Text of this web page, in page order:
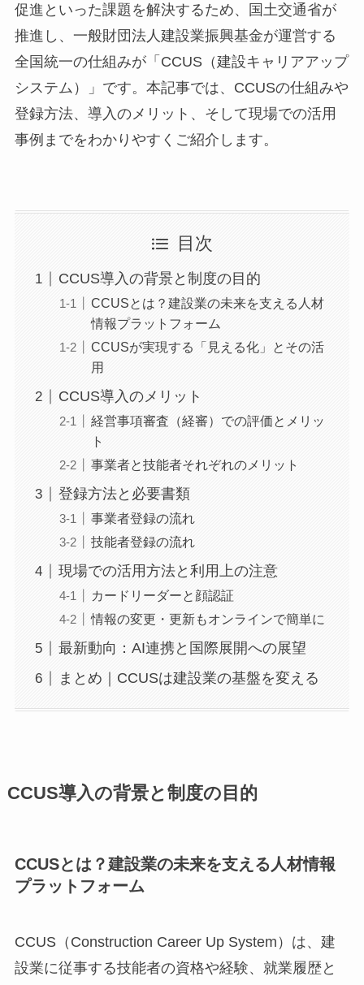
促進といった課題を解決するため、国土交通省が
推進し、一般財団法人建設業振興基金が運営する
全国統一の仕組みが「CCUS（建設キャリアアップ
システム）」です。本記事では、CCUSの仕組みや
登録方法、導入のメリット、そして現場での活用
事例までをわかりやすくご紹介します。
目次
CCUS導入の背景と制度の目的
CCUSとは？建設業の未来を支える人材
情報プラットフォーム
CCUSが実現する「見える化」とその活
用
CCUS導入のメリット
経営事項審査（経審）での評価とメリッ
ト
事業者と技能者それぞれのメリット
登録方法と必要書類
事業者登録の流れ
技能者登録の流れ
現場での活用方法と利用上の注意
カードリーダーと顔認証
情報の変更・更新もオンラインで簡単に
最新動向：AI連携と国際展開への展望
まとめ｜CCUSは建設業の基盤を変える
CCUS導入の背景と制度の目的
CCUSとは？建設業の未来を支える人材情報
プラットフォーム
CCUS（Construction Career Up System）は、建
設業に従事する技能者の資格や経験、就業履歴と